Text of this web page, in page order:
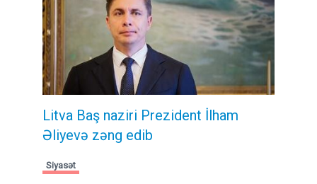
Litva Baş naziri Prezident İlham
Əliyevə zəng edib
Siyasət